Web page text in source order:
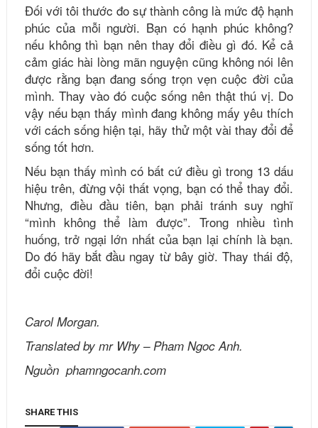
Đối với tôi thước đo sự thành công là mức độ hạnh
phúc của mỗi người. Bạn có hạnh phúc không?
nếu không thì bạn nên thay đổi điều gì đó. Kể cả
cảm giác hài lòng mãn nguyện cũng không nói lên
được rằng bạn đang sống trọn vẹn cuộc đời của
mình. Thay vào đó cuộc sống nên thật thú vị. Do
vậy nếu bạn thấy mình đang không mấy yêu thích
với cách sống hiện tại, hãy thử một vài thay đổi để
sống tốt hơn.
Nếu bạn thấy mình có bất cứ điều gì trong 13 dấu
hiệu trên, đừng vội thất vọng, bạn có thể thay đổi.
Nhưng, điều đầu tiên, bạn phải tránh suy nghĩ
“mình không thể làm được”. Trong nhiều tình
huống, trở ngại lớn nhất của bạn lại chính là bạn.
Do đó hãy bắt đầu ngay từ bây giờ. Thay thái độ,
đổi cuộc đời!
Carol Morgan.
Translated by mr Why – Pham Ngoc Anh.
Nguồn phamngocanh.com
SHARE THIS